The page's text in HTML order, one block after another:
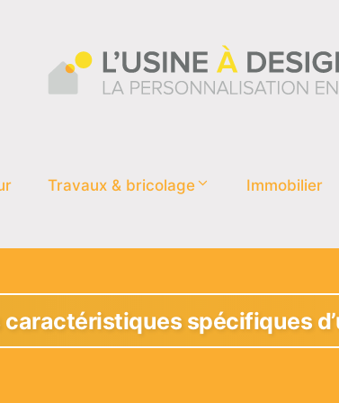
Travaux & bricolage Immobilier
spécifiques